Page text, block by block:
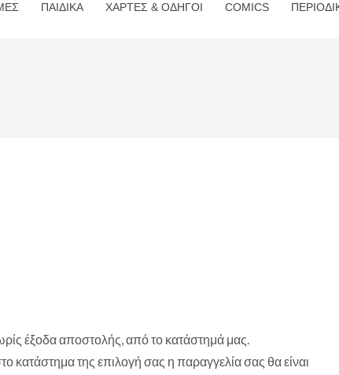
ΠΑΙΔΙΚΑ ΧΑΡΤΕΣ & ΟΔΗΓΟΙ COMICS
έξοδα αποστολής, από το κατάστημά μας.
κατάστημα της επιλογή σας η παραγγελία σας θα είναι